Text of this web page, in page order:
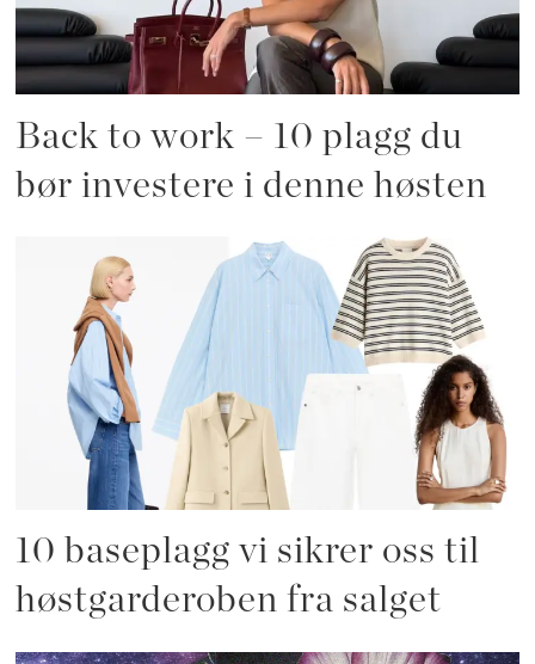
Back to work – 10 plagg du
bør investere i denne høsten
10 baseplagg vi sikrer oss til
høstgarderoben fra salget